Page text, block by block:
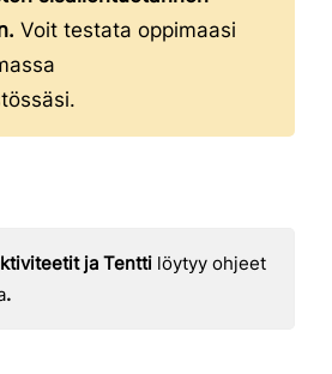
Voit testata oppimaasi
ja Tentti löytyy ohjeet
.